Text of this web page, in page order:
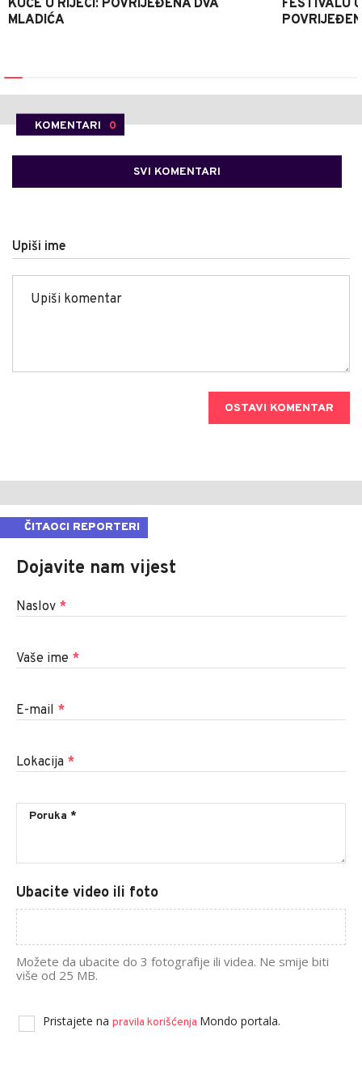
KUĆE U RIJECI: POVRIJEĐENA DVA
MLADIĆA
FESTIVALU
KOMENTARI 0
SVI KOMENTARI
Upiši ime
OSTAVI KOMENTAR
ČITAOCI REPORTERI
Dojavite nam vijest
Naslov *
Vaše ime *
E-mail *
Lokacija *
Ubacite video ili foto
Možete da ubacite do 3 fotografije ili videa. Ne smije biti
više od 25 MB.
Pristajete na pravila korišćenja Mondo portala.